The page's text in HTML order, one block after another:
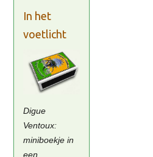
In het
voetlicht
Digue
Ventoux:
miniboekje in
een